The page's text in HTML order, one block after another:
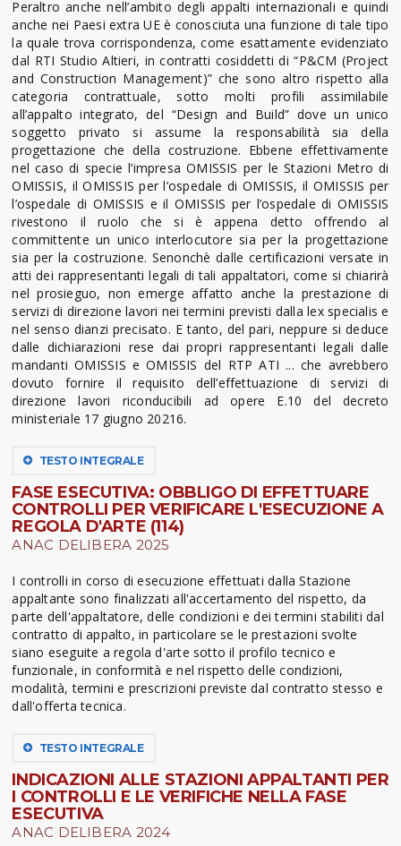
Peraltro anche nell’ambito degli appalti internazionali e quindi
anche nei Paesi extra UE è conosciuta una funzione di tale tipo
la quale trova corrispondenza, come esattamente evidenziato
dal RTI Studio Altieri, in contratti cosiddetti di “P&CM (Project
and Construction Management)” che sono altro rispetto alla
categoria contrattuale, sotto molti profili assimilabile
all’appalto integrato, del “Design and Build” dove un unico
soggetto privato si assume la responsabilità sia della
progettazione che della costruzione. Ebbene effettivamente
nel caso di specie l’impresa OMISSIS per le Stazioni Metro di
OMISSIS, il OMISSIS per l’ospedale di OMISSIS, il OMISSIS per
l’ospedale di OMISSIS e il OMISSIS per l’ospedale di OMISSIS
rivestono il ruolo che si è appena detto offrendo al
committente un unico interlocutore sia per la progettazione
sia per la costruzione. Senonchè dalle certificazioni versate in
atti dei rappresentanti legali di tali appaltatori, come si chiarirà
nel prosieguo, non emerge affatto anche la prestazione di
servizi di direzione lavori nei termini previsti dalla lex specialis e
nel senso dianzi precisato. E tanto, del pari, neppure si deduce
dalle dichiarazioni rese dai propri rappresentanti legali dalle
mandanti OMISSIS e OMISSIS del RTP ATI ... che avrebbero
dovuto fornire il requisito dell’effettuazione di servizi di
direzione lavori riconducibili ad opere E.10 del decreto
ministeriale 17 giugno 20216.
TESTO INTEGRALE
FASE ESECUTIVA: OBBLIGO DI EFFETTUARE
CONTROLLI PER VERIFICARE L'ESECUZIONE A
REGOLA D'ARTE (114)
ANAC DELIBERA 2025
I controlli in corso di esecuzione effettuati dalla Stazione
appaltante sono finalizzati all'accertamento del rispetto, da
parte dell'appaltatore, delle condizioni e dei termini stabiliti dal
contratto di appalto, in particolare se le prestazioni svolte
siano eseguite a regola d'arte sotto il profilo tecnico e
funzionale, in conformità e nel rispetto delle condizioni,
modalità, termini e prescrizioni previste dal contratto stesso e
dall'offerta tecnica.
TESTO INTEGRALE
INDICAZIONI ALLE STAZIONI APPALTANTI PER
I CONTROLLI E LE VERIFICHE NELLA FASE
ESECUTIVA
ANAC DELIBERA 2024